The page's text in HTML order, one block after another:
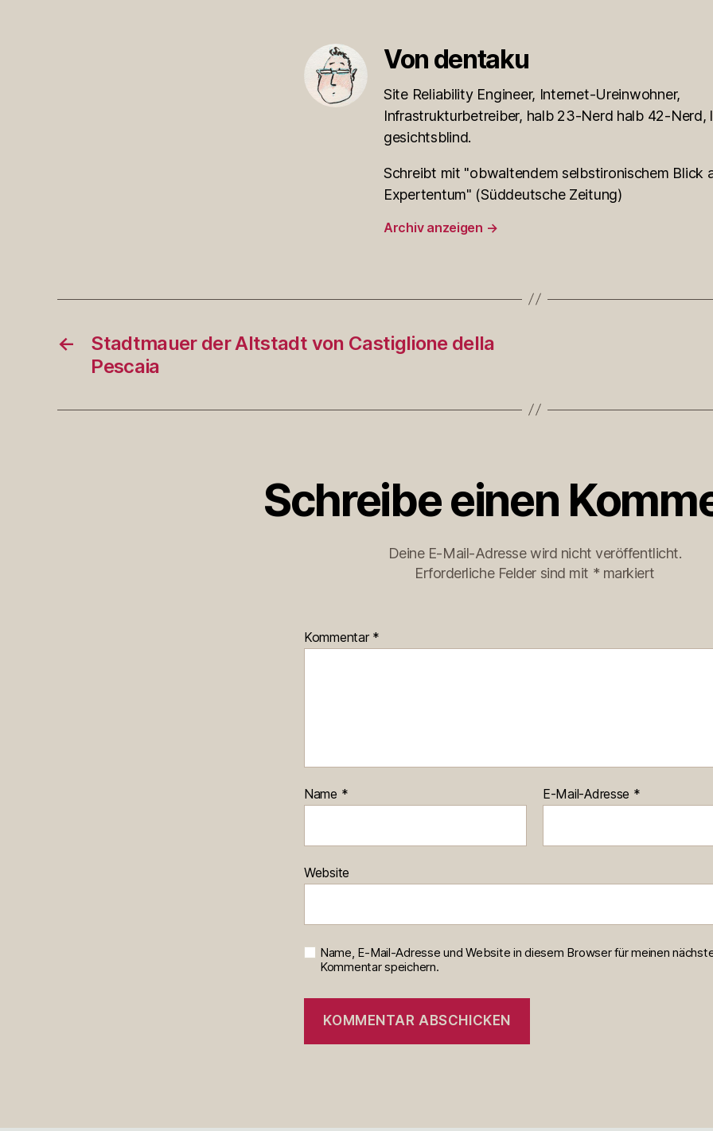
Von dentaku
Site Reliability Engineer, Internet-Ureinwohner,
Infrastrukturbetreiber, halb 23-Nerd halb 42-Nerd,
gesichtsblind.
Schreibt mit "obwaltendem selbstironischem Blick
Expertentum" (Süddeutsche Zeitung)
Archiv anzeigen →
←
Stadtmauer der Altstadt von Castiglione della
Pescaia
Schreibe einen
Deine E-Mail-Adresse wird nicht veröffentlicht.
Erforderliche Felder sind mit * markiert
Kommentar *
Name * E-Mail-Adresse *
Website
Name, E-Mail-Adresse und Website in diesem Browser für meinen
Kommentar speichern.